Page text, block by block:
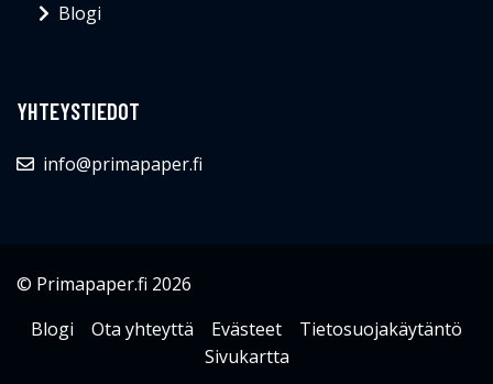
Blogi
YHTEYSTIEDOT
info@primapaper.fi
© Primapaper.fi 2026
Blogi
Ota yhteyttä Evästeet
Tietosuojakäytäntö
Sivukartta